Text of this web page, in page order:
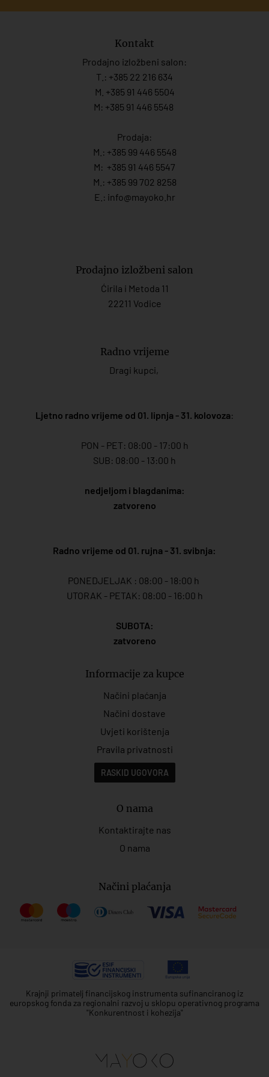
Kontakt
Prodajno izložbeni salon:
T.: +385 22 216 634
M. +385 91 446 5504
M: +385 91 446 5548
Prodaja:
M.: +385 99 446 5548
M: +385 91 446 5547
M.: +385 99 702 8258
E.: info@mayoko. hr
Prodajno izložbeni salon
Ćirila i Metoda 11
22211 Vodice
Radno vrijeme
Dragi kupci,
Ljetno radno vrijeme od 01. lipnja - 31. kolovoza:
PON - PET: 08:00 - 17:00 h
SUB: 08:00 - 13:00 h
nedjeljom i blagdanima:
zatvoreno
Radno vrijeme od 01. rujna - 31. svibnja:
PONEDJELJAK : 08:00 - 18:00 h
UTORAK - PETAK: 08:00 - 16:00 h
SUBOTA:
zatvoreno
Informacije za kupce
Načini plaćanja
Načini dostave
Uvjeti korištenja
Pravila privatnosti
RASKID UGOVORA
O nama
Kontaktirajte nas
O nama
Načini plaćanja
Krajnji primatelj financijskog instrumenta sufinanciranog iz
europskog fonda za regionalni razvoj u sklopu operativnog programa
"Konkurentnost i kohezija"